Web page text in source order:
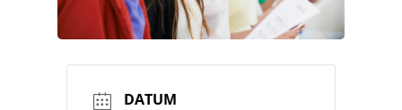
DATUM